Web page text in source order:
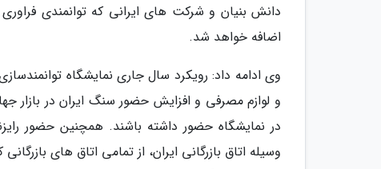
دانش بنیان و شرکت های ایرانی که توانمندی
اضافه خواهد شد.
وی ادامه داد: رویکرد سال جاری نمایشگاه
در نمایشگاه حضور داشته باشند. همچنین حضور
وسیله اتاق بازرگانی ایران، از تمامی اتاق های